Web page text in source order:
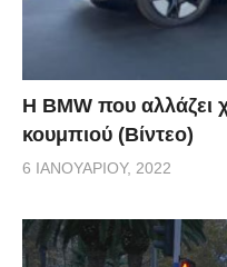
Η BMW που αλλάζει
κουμπιού (Βίντεο)
6 ΙΑΝΟΥΑΡΊΟΥ, 2022